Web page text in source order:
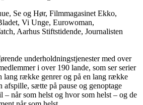
Se og Hør, Filmmagasinet Ekko,
Vi Unge, Eurowoman,
Aarhus Stiftstidende, Journalisten
underholdningstjenester med over
i over 190 lande, som ser serier
lang række genrer og på en lang række
afspille, sætte på pause og genoptage
– når som helst og hvor som helst – og de